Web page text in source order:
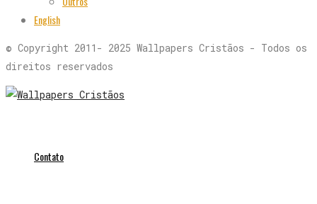
English
© Copyright 2011- 2025 Wallpapers Cristãos - Todos os
direitos reservados
Contato